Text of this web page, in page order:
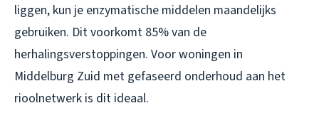
liggen, kun je enzymatische middelen maandelijks
gebruiken. Dit voorkomt 85% van de
herhalingsverstoppingen. Voor woningen in
Middelburg Zuid met gefaseerd onderhoud aan het
rioolnetwerk is dit ideaal.